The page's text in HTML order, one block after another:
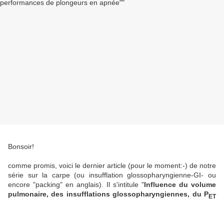
Bonsoir!
comme promis, voici le dernier article (pour le moment:-) de notre
série sur la carpe (ou insufflation glossopharyngienne-GI- ou
encore "packing" en anglais). Il s'intitule "Influence du volume
pulmonaire, des insufflations glossopharyngiennes, du PET